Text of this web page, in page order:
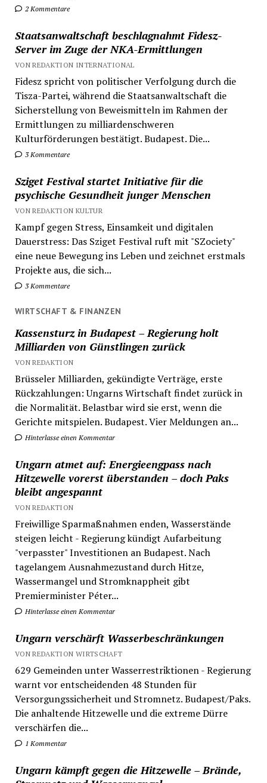
2 Kommentare
Staatsanwaltschaft beschlagnahmt Fidesz-
Server im Zuge der NKA-Ermittlungen
VON REDAKTION INTERNATIONAL
Fidesz spricht von politischer Verfolgung durch die
Tisza-Partei, während die Staatsanwaltschaft die
Sicherstellung von Beweismitteln im Rahmen der
Ermittlungen zu milliardenschweren
Kulturförderungen bestätigt. Budapest. Die...
3 Kommentare
Sziget Festival startet Initiative für die
psychische Gesundheit junger Menschen
VON REDAKTION KULTUR
Kampf gegen Stress, Einsamkeit und digitalen
Dauerstress: Das Sziget Festival ruft mit "SZociety"
eine neue Bewegung ins Leben und zeichnet erstmals
Projekte aus, die sich...
3 Kommentare
WIRTSCHAFT & FINANZEN
Kassensturz in Budapest – Regierung holt
Milliarden von Günstlingen zurück
VON REDAKTION
Brüsseler Milliarden, gekündigte Verträge, erste
Rückzahlungen: Ungarns Wirtschaft findet zurück in
die Normalität. Belastbar wird sie erst, wenn die
Gerichte mitspielen. Budapest. Vier Meldungen an...
Hinterlasse einen Kommentar
Ungarn atmet auf: Energieengpass nach
Hitzewelle vorerst überstanden – doch Paks
bleibt angespannt
VON REDAKTION
Freiwillige Sparmaßnahmen enden, Wasserstände
steigen leicht - Regierung kündigt Aufarbeitung
"verpasster" Investitionen an Budapest. Nach
tagelangem Ausnahmezustand durch Hitze,
Wassermangel und Stromknappheit gibt
Premierminister Péter...
Hinterlasse einen Kommentar
Ungarn verschärft Wasserbeschränkungen
VON REDAKTION WIRTSCHAFT
629 Gemeinden unter Wasserrestriktionen - Regierung
warnt vor entscheidenden 48 Stunden für
Versorgungssicherheit und Stromnetz. Budapest/Paks.
Die anhaltende Hitzewelle und die extreme Dürre
verschärfen die...
1 Kommentar
Ungarn kämpft gegen die Hitzewelle – Brände,